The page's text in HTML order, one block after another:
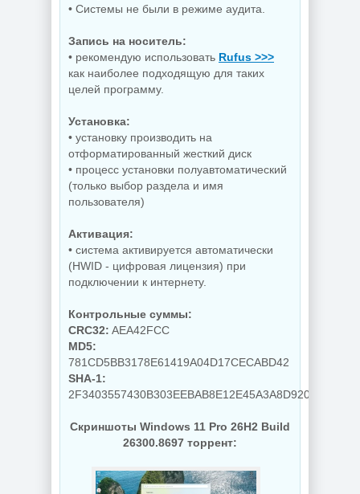
PDF редактор
Wondershare
PDFelement Pro
12.1.28.4370
NEW
документов
PDFgear 2.1.18
Диспетчер задач
1.4.0.415
LTSC Full Июль
2026
28120.2546 by
OneSmiLe
• Системы не были в режиме аудита.
Запись на носитель:
• рекомендую использовать Rufus >>>
как наиболее подходящую для таких
целей программу.
Установка:
• установку производить на
отформатированный жесткий диск
• процесс установки полуавтоматический
(только выбор раздела и имя
пользователя)
Активация:
• система активируется автоматически
(HWID - цифровая лицензия) при
подключении к интернету.
Контрольные суммы:
CRC32: AEA42FCC
MD5:
781CD5BB3178E61419A04D17CECABD42
SHA-1:
2F3403557430B303EEBAB8E12E45A3A8D920A10E
Скриншоты Windows 11 Pro 26H2 Build
26300.8697 торрент: